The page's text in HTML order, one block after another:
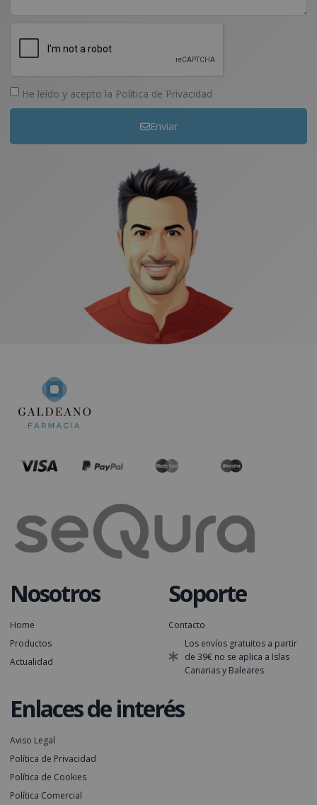
He leído y acepto la Política de Privacidad
Enviar
Nosotros
Home
Productos
Actualidad
Soporte
Contacto
Los envíos gratuitos a partir
de 39€ no se aplica a Islas
Canarias y Baleares
Enlaces de interés
Aviso Legal
Política de Privacidad
Política de Cookies
Política Comercial